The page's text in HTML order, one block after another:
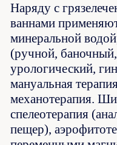
Наряду с
ваннами
минеральной
(ручной,
урологический,
мануальная
механотерапия.
спелеотерапия
пещер),